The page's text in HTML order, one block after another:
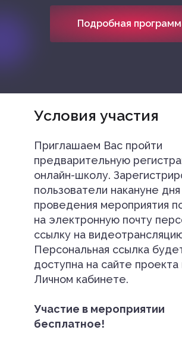
Подробная
Условия участия
Приглашаем Вас пройти
предварительную
онлайн-школу.
пользователи накануне дня
проведения мероприятия
на электронную почту
ссылку на
Персональная ссылка
доступна на сайте
Личном кабинете.
Участие в мероприятии
бесплатное!